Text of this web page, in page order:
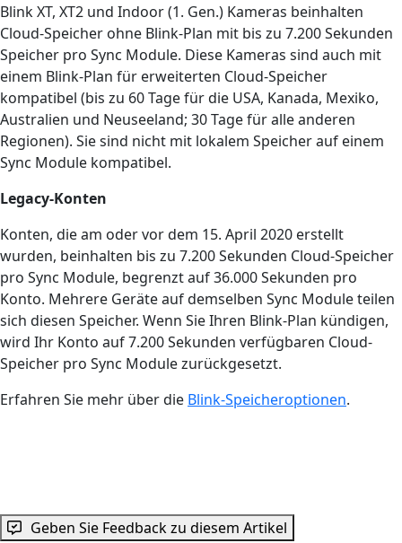
Blink XT, XT2 und Indoor (1. Gen.) Kameras beinhalten
Cloud-Speicher ohne Blink-Plan mit bis zu 7.200 Sekunden
Speicher pro Sync Module. Diese Kameras sind auch mit
einem Blink-Plan für erweiterten Cloud-Speicher
kompatibel (bis zu 60 Tage für die USA, Kanada, Mexiko,
Australien und Neuseeland; 30 Tage für alle anderen
Regionen). Sie sind nicht mit lokalem Speicher auf einem
Sync Module kompatibel.
Legacy-Konten
Konten, die am oder vor dem 15. April 2020 erstellt
wurden, beinhalten bis zu 7.200 Sekunden Cloud-Speicher
pro Sync Module, begrenzt auf 36.000 Sekunden pro
Konto. Mehrere Geräte auf demselben Sync Module teilen
sich diesen Speicher. Wenn Sie Ihren Blink-Plan kündigen,
wird Ihr Konto auf 7.200 Sekunden verfügbaren Cloud-
Speicher pro Sync Module zurückgesetzt.
Erfahren Sie mehr über die Blink-Speicheroptionen.
Geben Sie Feedback zu diesem Artikel